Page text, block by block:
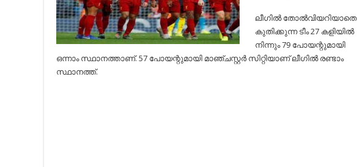
ലീഗില്‍ തോല്‍വിയറിയാതെ
കുതിക്കുന്ന ടീം 27 കളിയില്‍
നിന്നും 79 പോയന്റുമായി
ഒന്നാം സ്ഥാനത്താണ്. 57 പോയന്റുമായി മാഞ്ചസ്റ്റര്‍ സിറ്റിയാണ് ലീഗില്‍ രണ്ടാം
സ്ഥാനത്ത്.